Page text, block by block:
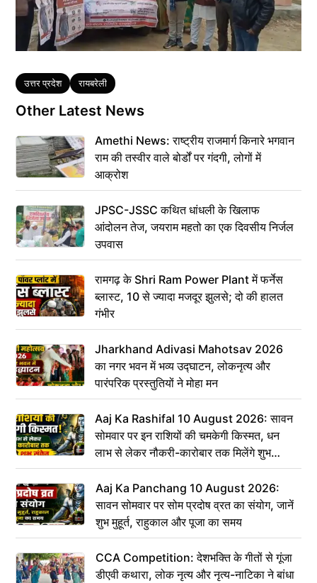
Tags
उत्तर प्रदेश रायबरेली
Other Latest News
Amethi News: राष्ट्रीय राजमार्ग किनारे भगवान
राम की तस्वीर वाले बोर्डों पर गंदगी, लोगों में
आक्रोश
JPSC-JSSC कथित धांधली के खिलाफ
आंदोलन तेज, जयराम महतो का एक दिवसीय निर्जल
उपवास
रामगढ़ के Shri Ram Power Plant में फर्नेस
ब्लास्ट, 10 से ज्यादा मजदूर झुलसे; दो की हालत
गंभीर
Jharkhand Adivasi Mahotsav 2026
का नगर भवन में भव्य उद्घाटन, लोकनृत्य और
पारंपरिक प्रस्तुतियों ने मोहा मन
Aaj Ka Rashifal 10 August 2026: सावन
सोमवार पर इन राशियों की चमकेगी किस्मत, धन
लाभ से लेकर नौकरी-कारोबार तक मिलेंगे शुभ
संकेत
Aaj Ka Panchang 10 August 2026:
सावन सोमवार पर सोम प्रदोष व्रत का संयोग, जानें
शुभ मुहूर्त, राहुकाल और पूजा का समय
CCA Competition: देशभक्ति के गीतों से गूंजा
डीएवी कथारा, लोक नृत्य और नृत्य-नाटिका ने बांधा